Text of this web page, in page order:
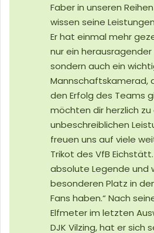
Faber in unseren
wissen seine
Er hat einmal mehr
nur ein
sondern auch ein
Mannschaftskamerad,
den Erfolg des Teams
möchten dir herzlich zu
unbeschreiblichen
freuen uns auf viele
Trikot des VfB
absolute Legende und
besonderen Platz in
Fans haben.“ Nach
Elfmeter im letzten
DJK Vilzing, hat er sich